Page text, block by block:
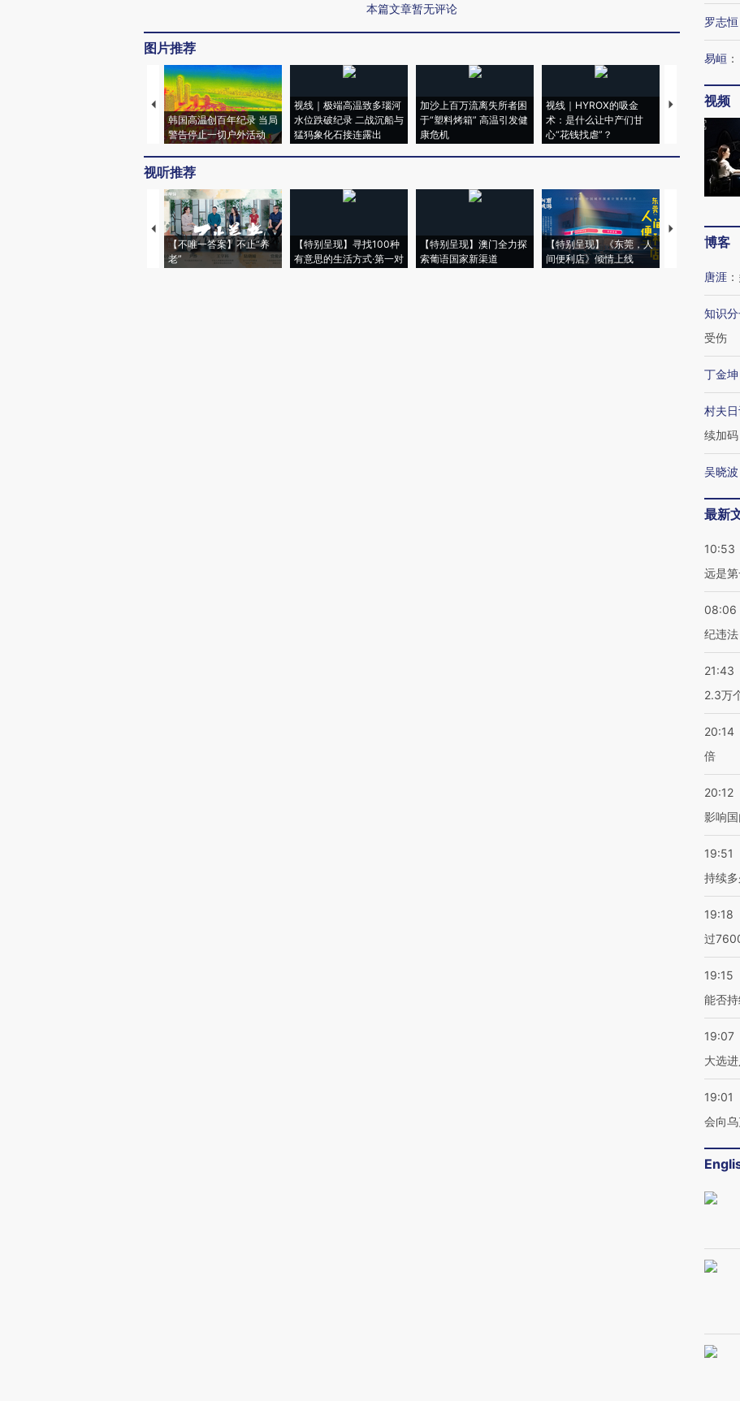
本篇文章暂无评论
图片推荐
韩国高温创百年纪录 当局
警告停止一切户外活动
视线｜极端高温致多瑙河
水位跌破纪录 二战沉船与
猛犸象化石接连露出
加沙上百万流离失所者困
于“塑料烤箱” 高温引发健
康危机
视线｜HYROX的吸金
术：是什么让中产们甘
心“花钱找虐”？
马航飞行员跨国
粒摇头丸 尿检
视听推荐
【不唯一答案】不止“养
老”
【特别呈现】寻找100种
有意思的生活方式·第一对
【特别呈现】澳门全力探
索葡语国家新渠道
【特别呈现】《东莞，人
间便利店》倾情上线
【推广】走进
会，让数智科技
罗志恒
易峘 ：
视频
博客
唐涯 ：
知识
受伤
丁金坤
村夫
续加码
吴晓波
最新
10:53
远是
08:06
纪违
21:43
2.3万
20:14
倍
20:12
影响
19:51
持续多
19:18
过
19:15
能否持
19:07
大选
19:01
会向